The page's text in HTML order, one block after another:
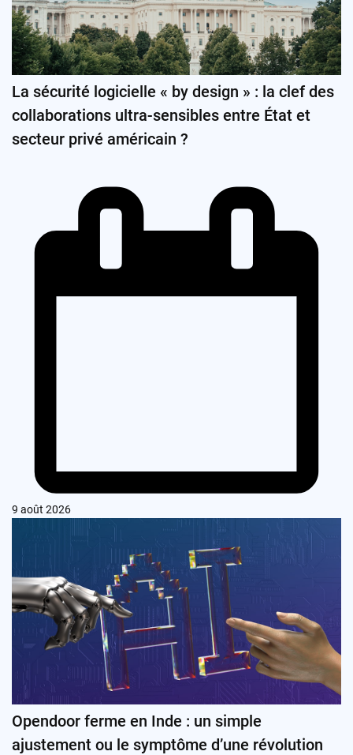
La sécurité logicielle « by design » : la clef des
collaborations ultra-sensibles entre État et
secteur privé américain ?
9 août 2026
Opendoor ferme en Inde : un simple
ajustement ou le symptôme d’une révolution